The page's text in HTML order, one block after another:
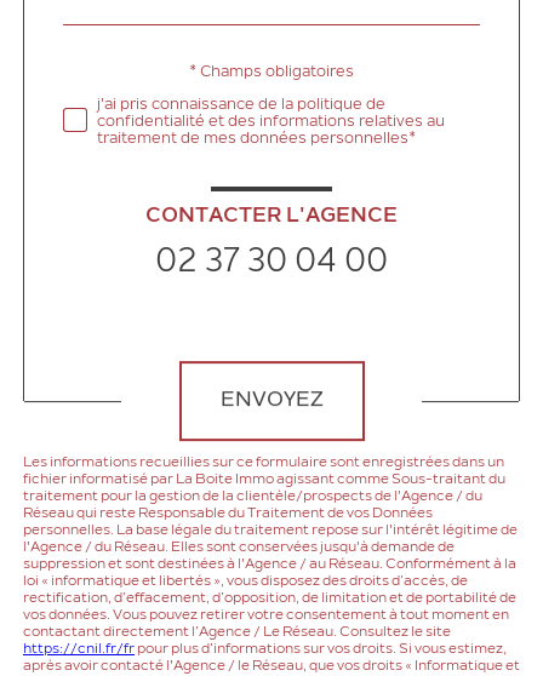
Validation* Champs obligatoires
j'ai pris connaissance de la politique de
confidentialité et des informations relatives au
traitement de mes données personnelles*
CONTACTER L'AGENCE
02 37 30 04 00
ENVOYEZ
Les informations recueillies sur ce formulaire sont enregistrées dans un
fichier informatisé par La Boite Immo agissant comme Sous-traitant du
traitement pour la gestion de la clientèle/prospects de l'Agence / du
Réseau qui reste Responsable du Traitement de vos Données
personnelles. La base légale du traitement repose sur l'intérêt légitime de
l'Agence / du Réseau. Elles sont conservées jusqu'à demande de
suppression et sont destinées à l'Agence / au Réseau. Conformément à la
loi « informatique et libertés », vous disposez des droits d’accès, de
rectification, d’effacement, d’opposition, de limitation et de portabilité de
vos données. Vous pouvez retirer votre consentement à tout moment en
contactant directement l’Agence / Le Réseau. Consultez le site
https://cnil.fr/fr pour plus d’informations sur vos droits. Si vous estimez,
après avoir contacté l'Agence / le Réseau, que vos droits « Informatique et